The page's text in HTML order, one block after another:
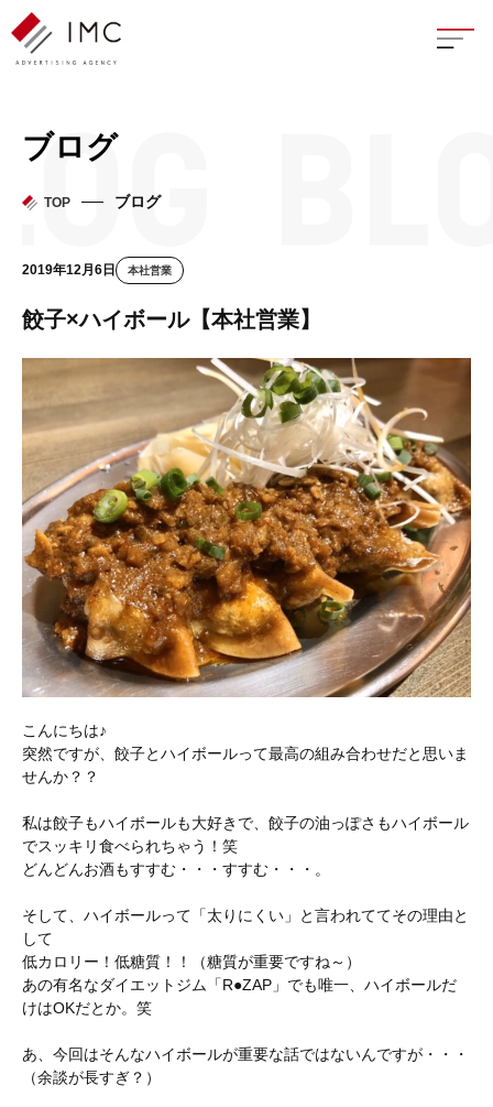
座談
フェ
ブログ
TOP ブログ
2019年12月6日 本社営業
餃子×ハイボール【本社営業】
こんにちは♪
突然ですが、餃子とハイボールって最高の組み合わせだと思いま
せんか？？
私は餃子もハイボールも大好きで、餃子の油っぽさもハイボール
でスッキリ食べられちゃう！笑
どんどんお酒もすすむ・・・すすむ・・・。
そして、ハイボールって「太りにくい」と言われててその理由と
して
低カロリー！低糖質！！（糖質が重要ですね～）
あの有名なダイエットジム「R●ZAP」でも唯一、ハイボールだ
けはOKだとか。笑
あ、今回はそんなハイボールが重要な話ではないんですが・・・
（余談が長すぎ？）